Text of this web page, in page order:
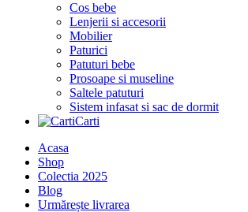
Cos bebe
Lenjerii si accesorii
Mobilier
Paturici
Patuturi bebe
Prosoape si museline
Saltele patuturi
Sistem infasat si sac de dormit
Carti
Acasa
Shop
Colectia 2025
Blog
Urmărește livrarea